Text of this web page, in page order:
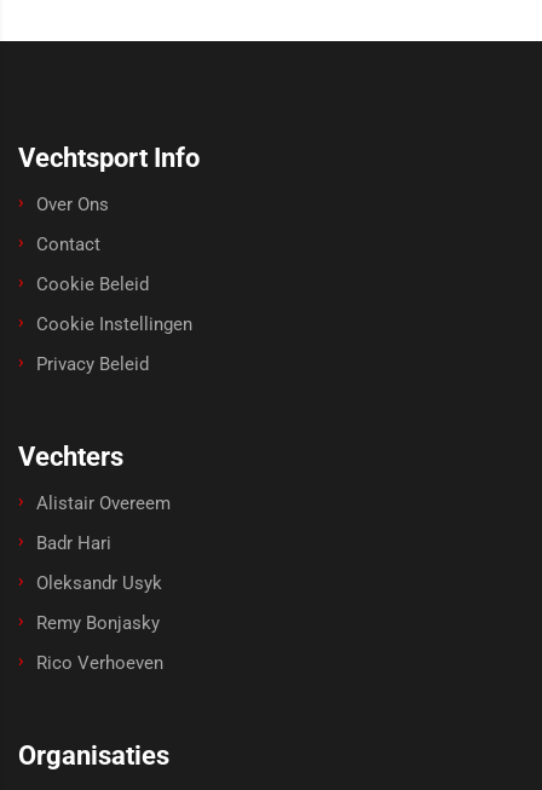
Vechtsport Info
Over Ons
Contact
Cookie Beleid
Cookie Instellingen
Privacy Beleid
Vechters
Alistair Overeem
Badr Hari
Oleksandr Usyk
Remy Bonjasky
Rico Verhoeven
Organisaties